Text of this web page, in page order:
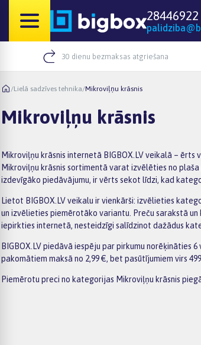
28446922
30 dienu bezmaksas atgriešana
/Lielā sadzīves tehnika/Mikroviļņu krāsnis
Mikroviļņu krāsnis
Mikroviļņu krāsnis internetā BIGBOX.LV veikalā –
Mikroviļņu krāsnis sortimentā varat izvēlēties no
izdevīgāko piedāvājumu, ir vērts sekot līdzi, kad
Lietot BIGBOX.LV veikalu ir vienkārši: izvēlieties
un izvēlieties piemērotāko variantu. Preču sarakstā
iepirkties internetā, nesteidzīgi salīdzinot dažādus
BIGBOX.LV piedāvā iespēju par pirkumu
pakomātiem maksā no 2,99 €, bet pasūtījumiem virs
Piemērotu preci no kategorijas Mikroviļņu krāsnis